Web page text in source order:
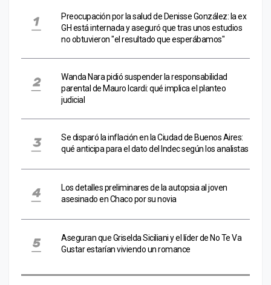
Preocupación por la salud de Denisse González: la ex
GH está internada y aseguró que tras unos estudios
no obtuvieron "el resultado que esperábamos"
Wanda Nara pidió suspender la responsabilidad
parental de Mauro Icardi: qué implica el planteo
judicial
Se disparó la inflación en la Ciudad de Buenos Aires:
qué anticipa para el dato del Indec según los analistas
Los detalles preliminares de la autopsia al joven
asesinado en Chaco por su novia
Aseguran que Griselda Siciliani y el líder de No Te Va
Gustar estarían viviendo un romance